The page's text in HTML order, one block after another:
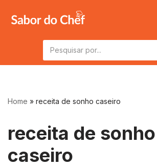
Pular
conteúdo
Home » receita de sonho caseiro
receita de sonho
caseiro